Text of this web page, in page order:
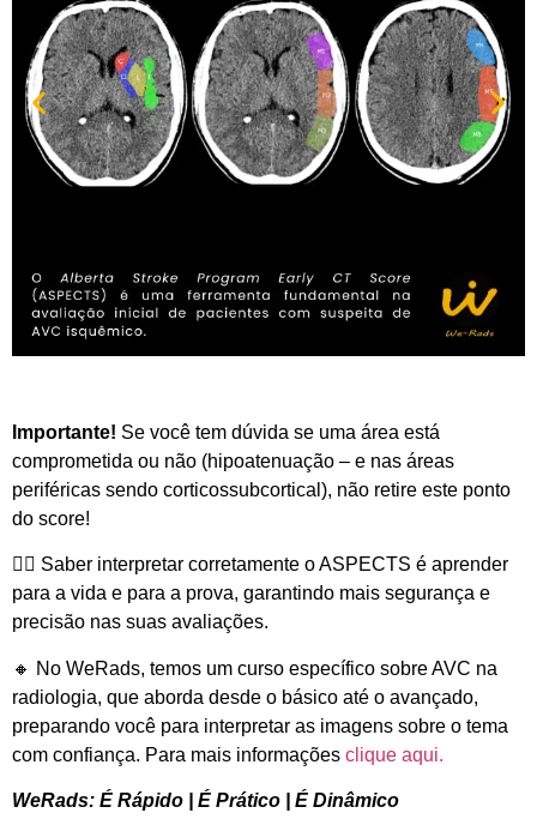
Importante! Se você tem dúvida se uma área está
comprometida ou não (hipoatenuação – e nas áreas
periféricas sendo corticossubcortical), não retire este ponto
do score!
👨‍⚕️ Saber interpretar corretamente o ASPECTS é aprender
para a vida e para a prova, garantindo mais segurança e
precisão nas suas avaliações.
🔸 No WeRads, temos um curso específico sobre AVC na
radiologia, que aborda desde o básico até o avançado,
preparando você para interpretar as imagens sobre o tema
com confiança. Para mais informações clique aqui.
WeRads: É Rápido | É Prático | É Dinâmico